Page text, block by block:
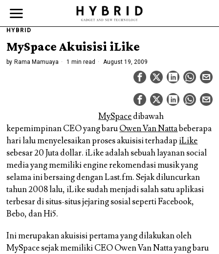
HYBRID
MySpace Akuisisi iLike
by Rama Mamuaya 1 min read August 19, 2009
MySpacedibawah
kepemimpinan CEO yang baruOwen Van Nattabeberapa
hari lalu menyelesaikan proses akuisisi terhadap iLike
sebesar 20 Juta dollar. iLike adalah sebuah layanan social
media yang memiliki engine rekomendasi musik yang
selama ini bersaing dengan Last.fm. Sejak diluncurkan
tahun 2008 lalu, iLike sudah menjadi salah satu aplikasi
terbesar di situs-situs jejaring sosial seperti Facebook,
Bebo, dan Hi5.
Ini merupakan akuisisi pertama yang dilakukan oleh
MySpace sejak memiliki CEO Owen Van Natta yang baru